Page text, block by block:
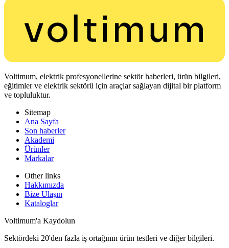
Voltimum, elektrik profesyonellerine sektör haberleri, ürün bilgileri,
eğitimler ve elektrik sektörü için araçlar sağlayan dijital bir platform
ve topluluktur.
Sitemap
Ana Sayfa
Son haberler
Akademi
Ürünler
Markalar
Other links
Hakkımızda
Bize Ulaşın
Kataloglar
Voltimum'a Kaydolun
Sektördeki 20'den fazla iş ortağının ürün testleri ve diğer bilgileri.